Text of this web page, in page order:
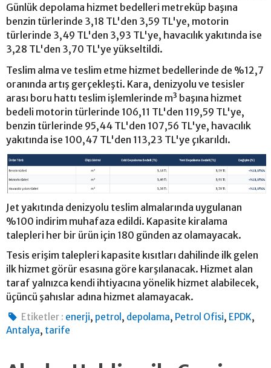
Günlük depolama hizmet bedelleri metreküp başına
benzin türlerinde 3,18 TL'den 3,59 TL'ye, motorin
türlerinde 3,49 TL'den 3,93 TL'ye, havacılık yakıtında ise
3,28 TL'den 3,70 TL'ye yükseltildi.
Teslim alma ve teslim etme hizmet bedellerinde de %12,7
oranında artış gerçekleşti. Kara, denizyolu ve tesisler
arası boru hattı teslim işlemlerinde m³ başına hizmet
bedeli motorin türlerinde 106,11 TL'den 119,59 TL'ye,
benzin türlerinde 95,44 TL'den 107,56 TL'ye, havacılık
yakıtında ise 100,47 TL'den 113,23 TL'ye çıkarıldı.
Jet yakıtında denizyolu teslim almalarında uygulanan
%100 indirim muhafaza edildi. Kapasite kiralama
talepleri her bir ürün için 180 günden az olamayacak.
Tesis erişim talepleri kapasite kısıtları dahilinde ilk gelen
ilk hizmet görür esasına göre karşılanacak. Hizmet alan
taraf yalnızca kendi ihtiyacına yönelik hizmet alabilecek,
üçüncü şahıslar adına hizmet alamayacak.
Etiketler : enerji, petrol , depolama, Petrol Ofisi, EPDK,
Antalya, tarife